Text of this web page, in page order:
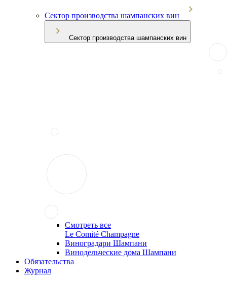
Сектор производства шампанских вин
Сектор производства шампанских вин
Смотреть все
Le Comité Champagne
Виноградари Шампани
Винодельческие дома Шампани
Обязательства
Журнал